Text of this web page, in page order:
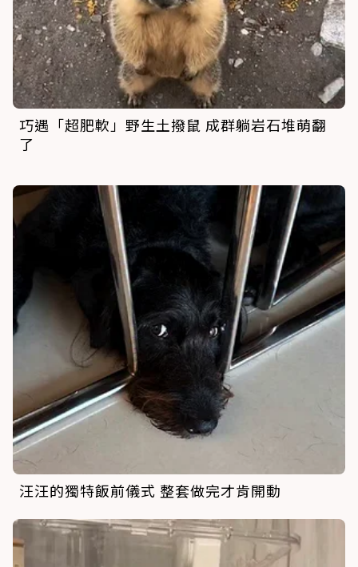
巧遇「超肥軟」野生土撥鼠 成群躺岩石堆萌翻
了
汪汪的獨特飯前儀式 整套做完才肯開動